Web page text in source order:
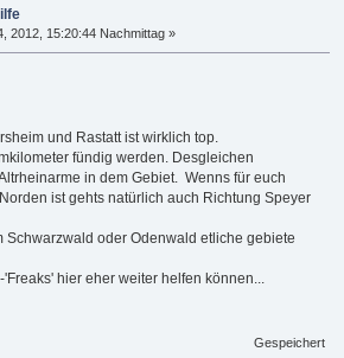
2012, 15:20:44 Nachmittag »
und Rastatt ist wirklich top.
fündig werden. Desgleichen
in dem Gebiet. Wenns für euch
ist gehts natürlich auch Richtung Speyer
Schwarzwald oder Odenwald etliche gebiete
hier eher weiter helfen können...
Gespeichert